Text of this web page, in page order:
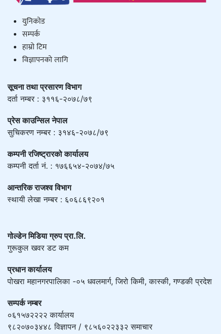
युनिकाेड
सम्पर्क
हाम्राे टिम
विज्ञापनको लागि
सूचना तथा प्रसारण विभाग
दर्ता नम्बर : ३११६-२०७८/७९
प्रेस काउन्सिल नेपाल
सुचिकरण नम्बर : ३१४६-२०७८/७९
कम्पनी रजिष्ट्रारको कार्यालय
कम्पनी दर्ता नं. : १७६६५४-२०७४/७५
आन्तरिक राजश्व विभाग
स्थायी लेखा नम्बर : ६०६८६९२०१
गोल्डेन मिडिया ग्रुप प्रा.लि.
गुरूकुल खवर डट कम
प्रधान कार्यालय
पोखरा महानगरपालिका -०५ धवलमार्ग, जिरो किमी, कास्की, गण्डकी प्रदेश
सम्पर्क नम्बर
०६१५७२२२२ कार्यालय
९८२०७०३४४८ विज्ञापन / ९८५६०२२३३२ समाचार